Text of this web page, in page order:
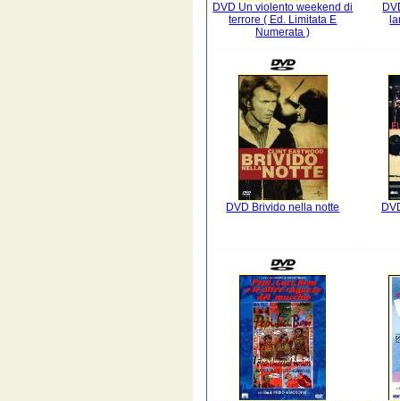
DVD Un violento weekend di
terrore ( Ed. Limitata E
Numerata )
DVD Brivido nella notte